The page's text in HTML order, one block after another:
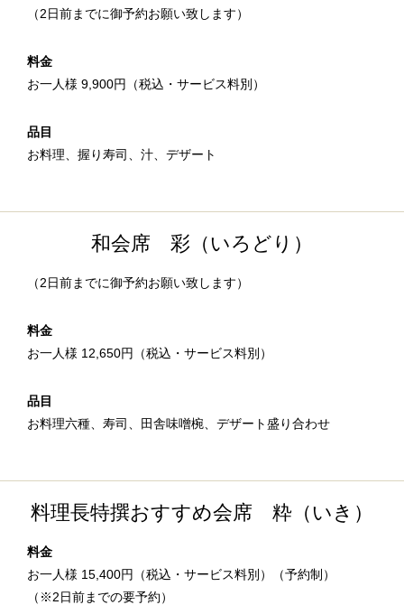
（2日前までに御予約お願い致します）
料金
お一人様 9,900円（税込・サービス料別）
品目
お料理、握り寿司、汁、デザート
和会席 彩（いろどり）
（2日前までに御予約お願い致します）
料金
お一人様 12,650円（税込・サービス料別）
品目
お料理六種、寿司、田舎味噌椀、デザート盛り合わせ
料理長特撰おすすめ会席 粋（いき）
料金
お一人様 15,400円（税込・サービス料別）（予約制）
（※2日前までの要予約）